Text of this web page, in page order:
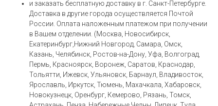
и заказать бесплатную доставку в г. Санкт-Петербурге.
Доставка в другие города осуществляется Почтой
России. Оплата наложенным платежом при получении
в Вашем отделении. (Москва, Новосибирск,
Екатеринбург,Нижний Новгород, Самара, Омск,
Казань, Челябинск, Ростов-на-Дону, Уфа, Волгоград,
Пермь, Красноярск, Воронеж, Саратов, Краснодар,
Тольятти, Ижевск, Ульяновск, Барнаул, Владивосток,
Ярославль, Иркутск, Тюмень, Махачкала, Хабаровск,
Новокузнецк, Оренбург, Кемерово, Рязань, Томск,